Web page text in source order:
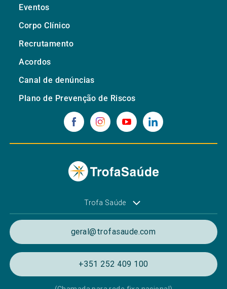
Eventos
Corpo Clínico
Recrutamento
Acordos
Canal de denúncias
Plano de Prevenção de Riscos
Trofa Saúde
geral@trofasaude.com
+351 252 409 100